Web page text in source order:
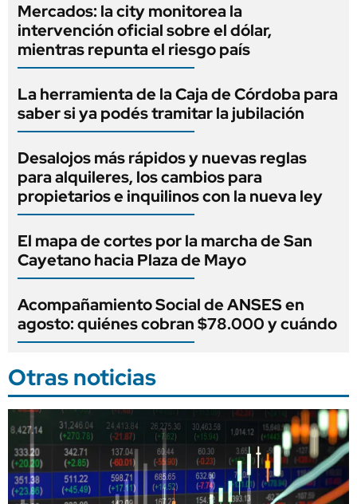
Mercados: la city monitorea la
intervención oficial sobre el dólar,
mientras repunta el riesgo país
La herramienta de la Caja de Córdoba para
saber si ya podés tramitar la jubilación
Desalojos más rápidos y nuevas reglas
para alquileres, los cambios para
propietarios e inquilinos con la nueva ley
El mapa de cortes por la marcha de San
Cayetano hacia Plaza de Mayo
Acompañamiento Social de ANSES en
agosto: quiénes cobran $78.000 y cuándo
Otras noticias